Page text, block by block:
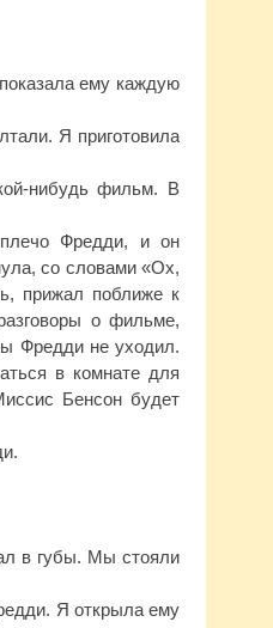
ему каждую
Я приготовила
нибудь фильм. В
Фредди, и он
со словами «Ох,
прижал поближе к
о фильме,
Фредди не уходил.
в комнате для
Бенсон будет
в губы. Мы стояли
Я открыла ему